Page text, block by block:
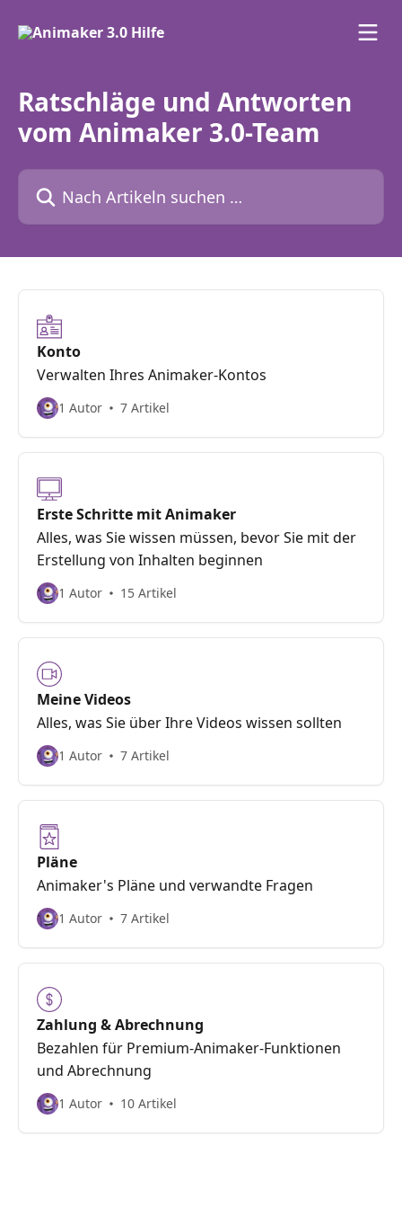
Ratschläge und Antworten
vom Animaker 3.0-Team
Nach Artikeln suchen …
Konto
Verwalten Ihres Animaker-Kontos
1 Autor 7 Artikel
Erste Schritte mit Animaker
Alles, was Sie wissen müssen, bevor Sie mit der
Erstellung von Inhalten beginnen
1 Autor 15 Artikel
Meine Videos
Alles, was Sie über Ihre Videos wissen sollten
1 Autor 7 Artikel
Pläne
Animaker's Pläne und verwandte Fragen
1 Autor 7 Artikel
Zahlung & Abrechnung
Bezahlen für Premium-Animaker-Funktionen
und Abrechnung
1 Autor 10 Artikel